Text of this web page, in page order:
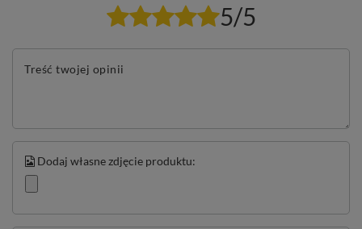
5/5
Treść twojej opinii
Dodaj własne zdjęcie produktu: